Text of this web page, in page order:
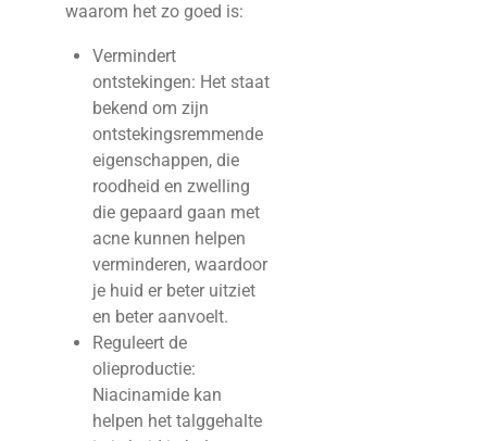
waarom het zo goed is:
Vermindert
ontstekingen: Het staat
bekend om zijn
ontstekingsremmende
eigenschappen, die
roodheid en zwelling
die gepaard gaan met
acne kunnen helpen
verminderen, waardoor
je huid er beter uitziet
en beter aanvoelt.
Reguleert de
olieproductie:
Niacinamide kan
helpen het talggehalte